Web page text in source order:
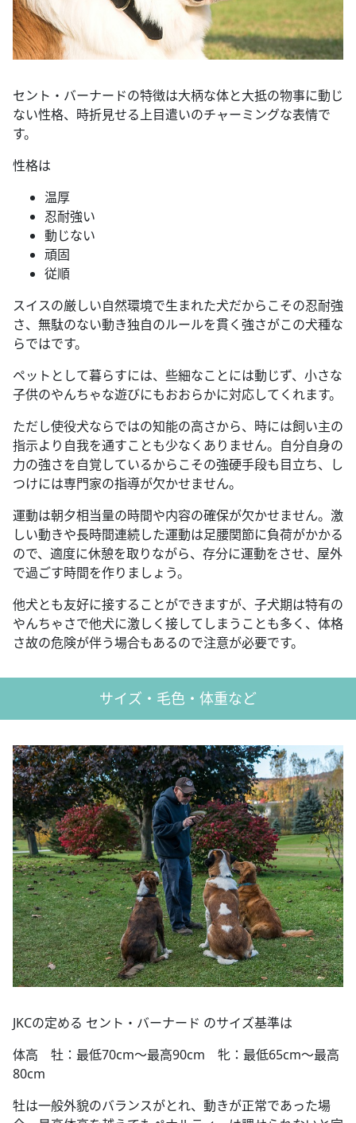
セント・バーナードの特徴は大柄な体と大抵の物事に動じ
ない性格、時折見せる上目遣いのチャーミングな表情で
す。
性格は
温厚
忍耐強い
動じない
頑固
従順
スイスの厳しい自然環境で生まれた犬だからこその忍耐強
さ、無駄のない動き独自のルールを貫く強さがこの犬種な
らではです。
ペットとして暮らすには、些細なことには動じず、小さな
子供のやんちゃな遊びにもおおらかに対応してくれます。
ただし使役犬ならではの知能の高さから、時には飼い主の
指示より自我を通すことも少なくありません。自分自身の
力の強さを自覚しているからこその強硬手段も目立ち、し
つけには専門家の指導が欠かせません。
運動は朝夕相当量の時間や内容の確保が欠かせません。激
しい動きや長時間連続した運動は足腰関節に負荷がかかる
ので、適度に休憩を取りながら、存分に運動をさせ、屋外
で過ごす時間を作りましょう。
他犬とも友好に接することができますが、子犬期は特有の
やんちゃさで他犬に激しく接してしまうことも多く、体格
さ故の危険が伴う場合もあるので注意が必要です。
サイズ・毛色・体重など
JKCの定める セント・バーナード のサイズ基準は
体高 牡：最低70cm～最高90cm 牝：最低65cm～最高
80cm
牡は一般外貌のバランスがとれ、動きが正常であった場